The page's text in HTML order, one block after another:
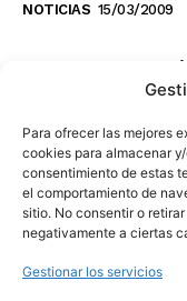
Para ofrecer las mejores
cookies para almacenar
consentimiento de estas
el comportamiento de
sitio. No consentir o
negativamente a ciertas
Gestionar los servicios
NOTICIAS 15/03/2009
NO TE PIERDAS LO
Haz clic